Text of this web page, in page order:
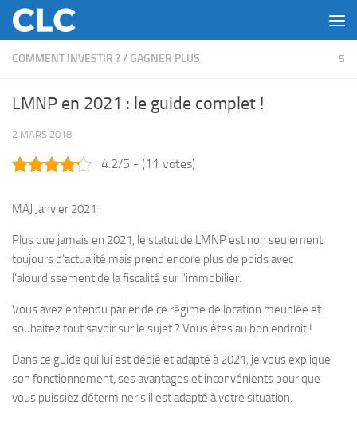
Skip to content
COMMENT INVESTIR ?/ GAGNER PLUS 5
LMNP en 2021 : le guide complet !
2 MARS 2018
4.2/5 - (11 votes)
MAJ Janvier 2021 :
Plus que jamais en 2021, le statut de LMNP est non seulement
toujours d’actualité mais prend encore plus de poids avec
l’alourdissement de la fiscalité sur l’immobilier.
Vous avez entendu parler de ce régime de location meublée et
souhaitez tout savoir sur le sujet ? Vous êtes au bon endroit !
Dans ce guide qui lui est dédié et adapté à 2021, je vous explique
son fonctionnement, ses avantages et inconvénients pour que
vous puissiez déterminer s’il est adapté à votre situation.